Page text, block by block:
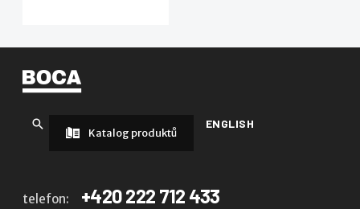
ENGLISH
Katalog produktů
telefon: +420 222 712 433